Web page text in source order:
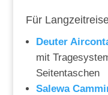
Für
Deuter
mit
Seitentaschen
Salewa